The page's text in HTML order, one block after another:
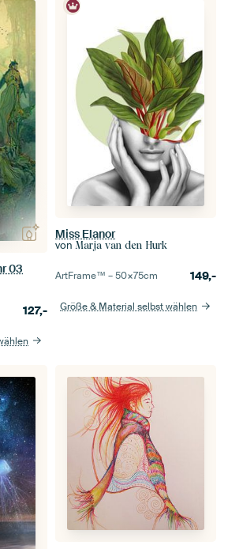
03
127,-
Miss Elanor
von Marja van den Hurk
ArtFrame™ –50×75cm 149,-
Größe & Material selbst wählen